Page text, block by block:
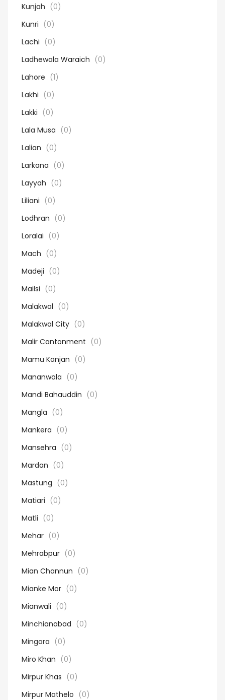
Kunjah (0)
Kunri (0)
Lachi (0)
Ladhewala Waraich (0)
Lahore (1)
Lakhi (0)
Lakki (0)
Lala Musa (0)
Lalian (0)
Larkana (0)
Layyah (0)
Liliani (0)
Lodhran (0)
Loralai (0)
Mach (0)
Madeji (0)
Mailsi (0)
Malakwal (0)
Malakwal City (0)
Malir Cantonment (0)
Mamu Kanjan (0)
Mananwala (0)
Mandi Bahauddin (0)
Mangla (0)
Mankera (0)
Mansehra (0)
Mardan (0)
Mastung (0)
Matiari (0)
Matli (0)
Mehar (0)
Mehrabpur (0)
Mian Channun (0)
Mianke Mor (0)
Mianwali (0)
Minchianabad (0)
Mingora (0)
Miro Khan (0)
Mirpur Khas (0)
Mirpur Mathelo (0)